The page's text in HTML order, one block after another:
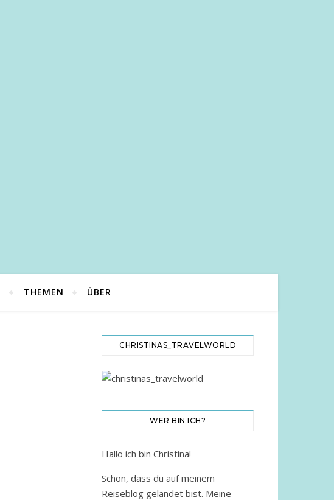
THEMEN ÜBER
CHRISTINAS_TRAVELWORLD
WER BIN ICH?
Hallo ich bin Christina!
Schön, dass du auf meinem
Reiseblog gelandet bist. Meine